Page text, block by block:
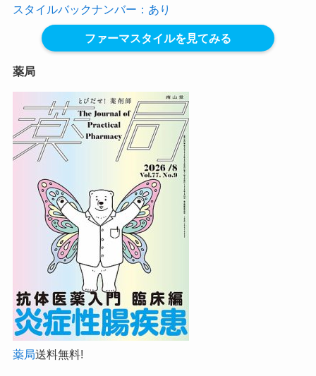
スタイルバックナンバー：あり
ファーマスタイルを見てみる
薬局
薬局送料無料!